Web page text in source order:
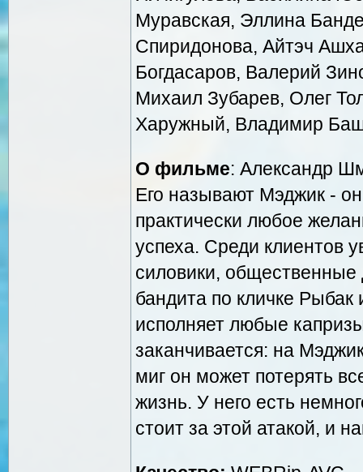
Муравская, Эллина
Спиридонова, Айтэч
Богдасаров, Валерий
Михаил Зубарев, Олег
Харужный, Владимир
О фильме: Александр
Его называют Мэджик -
практически любое
успеха. Среди клиентов
силовики,
бандита по кличке
исполняет любые
заканчивается: на
миг он может потерять
жизнь. У него есть
стоит за этой атакой, и